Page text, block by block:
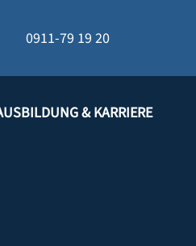
0911-79 19 20
& KARRIERE